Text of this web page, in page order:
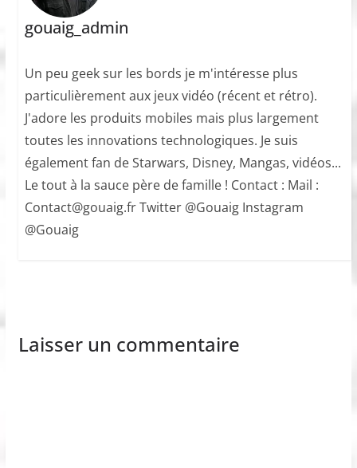
gouaig_admin
Un peu geek sur les bords je m'intéresse plus
particulièrement aux jeux vidéo (récent et rétro).
J'adore les produits mobiles mais plus largement
toutes les innovations technologiques. Je suis
également fan de Starwars, Disney, Mangas, vidéos...
Le tout à la sauce père de famille ! Contact : Mail :
Contact@gouaig.fr Twitter @Gouaig Instagram
@Gouaig
Laisser un commentaire